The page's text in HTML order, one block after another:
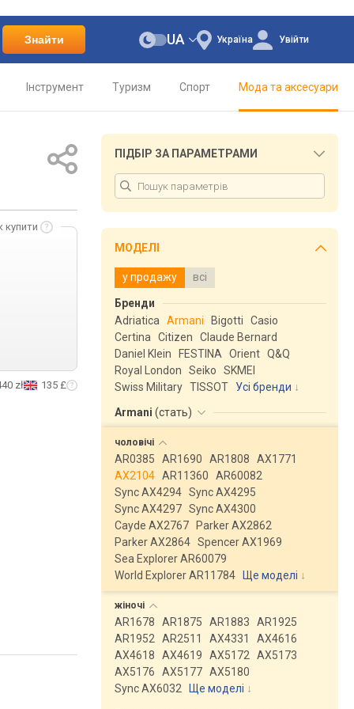
Знайти Україна
UA Увійти
Інструмент Туризм Спорт Мода та аксесуари
купити
zł 135 £
ПІДБІР ЗА ПАРАМЕТРАМИ
МОДЕЛІ
у продажу всі
Бренди
Adriatica
Armani Bigotti
Casio
Certina
Citizen
Claude Bernard
Daniel Klein
FESTINA Orient Q&Q
Royal London
Seiko
SKMEI
Swiss Military TISSOT
Усі бренди
Armani (стать)
чоловічі
AR0385 AR1690 AR1808
AX1771
AX2104 AR11360
AR60082
Sync AX4294 Sync AX4295
Sync AX4297 Sync AX4300
Cayde AX2767
Parker AX2862
Parker AX2864 Spencer AX1969
Sea Explorer AR60079
World Explorer AR11784
Ще моделі ↓
жіночі
AR1678 AR1875 AR1883
AR1925
AR1952
AR2511 AX4331
AX4616
AX4618
AX4619 AX5172
AX5173
AX5176
AX5177 AX5180
Sync AX6032
Ще моделі ↓